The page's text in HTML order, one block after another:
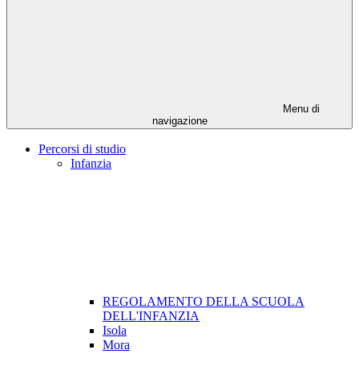
Menu di
navigazione
Percorsi di studio
Infanzia
REGOLAMENTO DELLA SCUOLA
DELL'INFANZIA
Isola
Mora